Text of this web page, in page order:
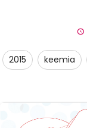
2015 keemia